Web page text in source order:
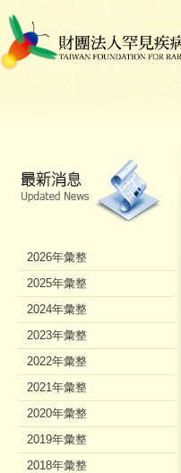
2026年彙整
2025年彙整
2024年彙整
2023年彙整
2022年彙整
2021年彙整
2020年彙整
2019年彙整
2018年彙整